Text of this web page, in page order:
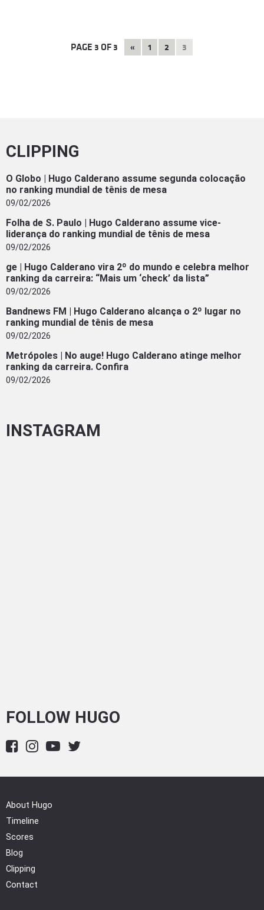
PAGE 3 OF 3 « 1 2 3
CLIPPING
O Globo | Hugo Calderano assume segunda colocação
no ranking mundial de tênis de mesa
09/02/2026
Folha de S. Paulo | Hugo Calderano assume vice-
liderança do ranking mundial de tênis de mesa
09/02/2026
ge | Hugo Calderano vira 2º do mundo e celebra melhor
ranking da carreira: “Mais um ‘check’ da lista”
09/02/2026
Bandnews FM | Hugo Calderano alcança o 2º lugar no
ranking mundial de tênis de mesa
09/02/2026
Metrópoles | No auge! Hugo Calderano atinge melhor
ranking da carreira. Confira
09/02/2026
INSTAGRAM
FOLLOW HUGO
About Hugo
Timeline
Scores
Blog
Clipping
Contact